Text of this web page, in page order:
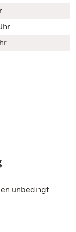
unbedingt